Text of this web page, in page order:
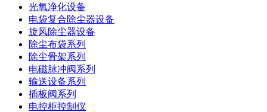
光氧净化设备
电袋复合除尘器设备
旋风除尘器设备
除尘布袋系列
除尘骨架系列
电磁脉冲阀系列
输送设备系列
插板阀系列
电控柜控制仪